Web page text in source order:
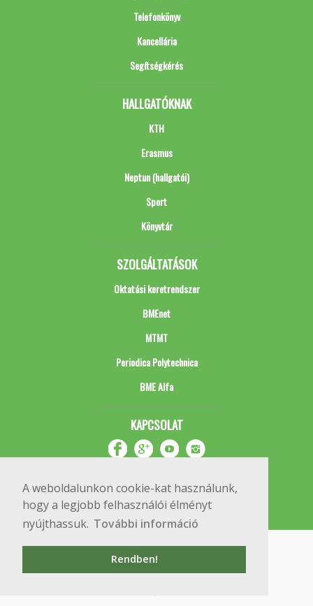
A weboldalunkon cookie-kat használunk,
hogy a legjobb felhasználói élményt
nyújthassuk. További információ
Rendben!
Telefonkönyv
Kancellária
Segítségkérés
HALLGATÓKNAK
KTH
Erasmus
Neptun (hallgatói)
Sport
Könyvtár
SZOLGÁLTATÁSOK
Oktatási keretrendszer
BMEnet
MTMT
Periodica Polytechnica
BME Alfa
KAPCSOLAT
Copyright © 2020 BME Építőmérnöki Kar
1111 Budapest, Műegyetem rkp. 3.